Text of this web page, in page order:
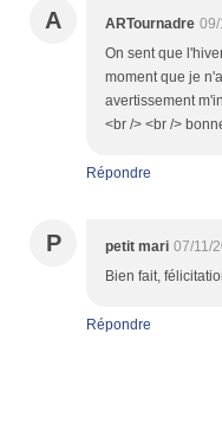
A ARTournadre
On sent que
moment que je
avertissement
<br /> <br />
Répondre
P petit mari 07/11/
Bien fait,
Répondre